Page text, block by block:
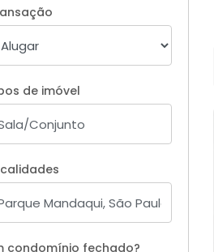
de imóvel
condomínio fechado?